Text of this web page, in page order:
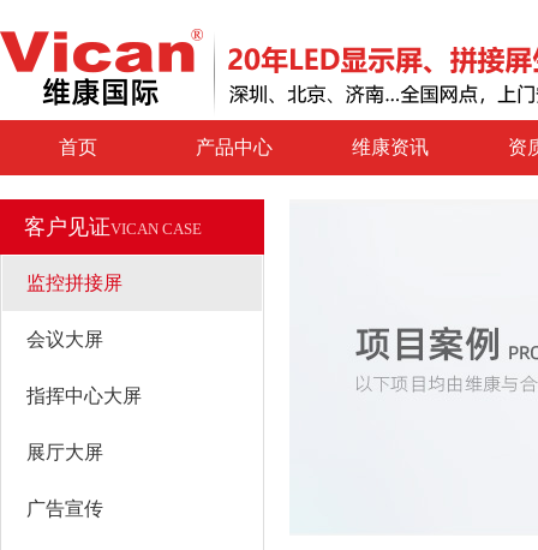
首页 产品中心 维康资讯 资
客户见证VICAN CASE
监控拼接屏
会议大屏
指挥中心大屏
展厅大屏
广告宣传